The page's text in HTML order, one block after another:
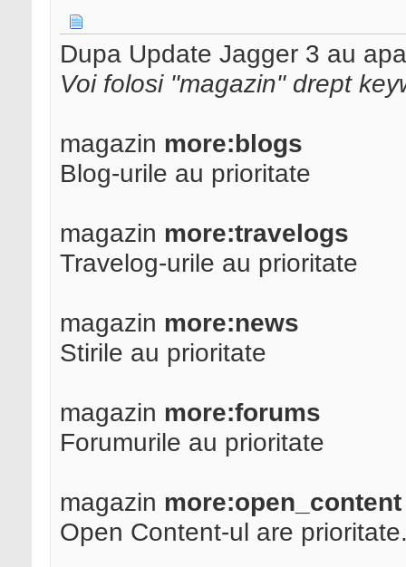
Dupa Update Jagger 3 au
Voi folosi "magazin" drept
magazin more:blogs
Blog-urile au prioritate
magazin more:travelogs
Travelog-urile au prioritate
magazin more:news
Stirile au prioritate
magazin more:forums
Forumurile au prioritate
magazin more:open_content
Open Content-ul are